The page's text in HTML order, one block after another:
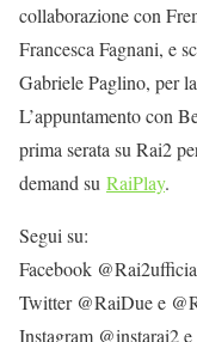
collaborazione con
Francesca Fagnani, e
Gabriele Paglino, per
L’appuntamento con
prima serata su Rai2
demand su RaiPlay.
Segui su:
Facebook
Twitter @RaiDue e
Instagram @instarai2